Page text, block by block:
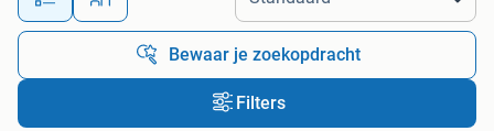
Bewaar je zoekopdracht
Filters